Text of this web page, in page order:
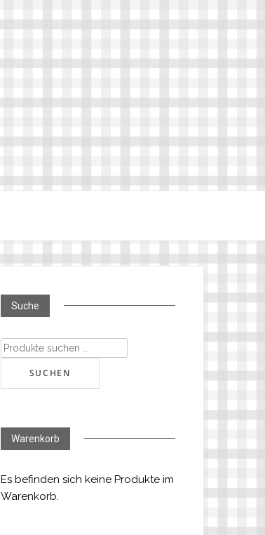
Suche
Suchen
nach:
SUCHEN
Warenkorb
Es befinden sich keine Produkte im
Warenkorb.